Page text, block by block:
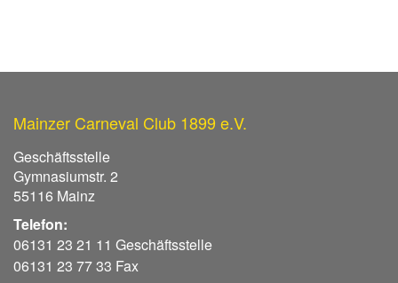
Mainzer Carneval Club 1899 e.V.
Geschäftsstelle
Gymnasiumstr. 2
55116 Mainz
Telefon:
06131 23 21 11 Geschäftsstelle
06131 23 77 33 Fax